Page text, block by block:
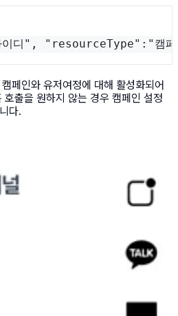
디", "resourceType":"캠
페인와 유저여정에 대해 활성화되어
출을 원하지 않는 경우 캠페인 설정
다.